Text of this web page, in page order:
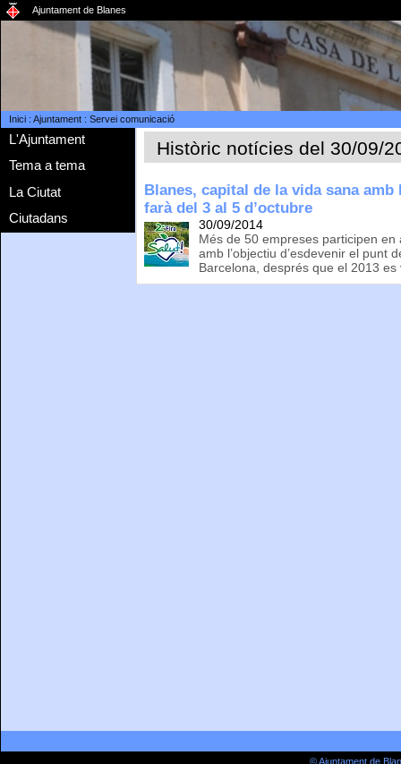
Ajuntament de Blanes
Inici: Ajuntament: Servei comunicació
L'Ajuntament
Tema a tema
La Ciutat
Ciutadans
Històric notícies del 30/09/
Blanes, capital de la vida sana amb
farà del 3 al 5 d’octubre
30/09/2014
Més de 50 empreses participen
amb l’objectiu d’esdevenir el punt
Barcelona, després que el 2013
© Ajuntament de